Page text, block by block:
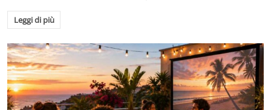
Leggi di più